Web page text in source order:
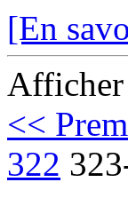
[En
Afficher
<<
322